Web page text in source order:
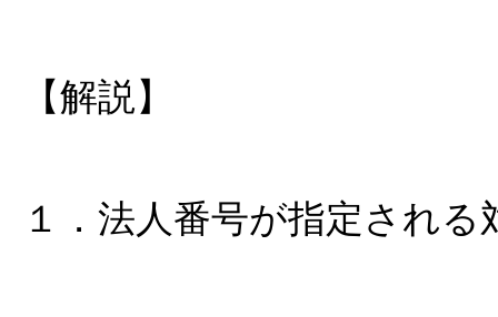
【解説】
１．法人番号が指定される